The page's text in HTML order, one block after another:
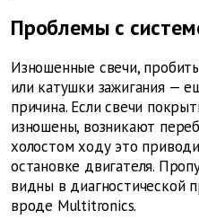
Проблемы с
Изношенные свечи,
или катушки зажигания —
причина. Если свечи
изношены, возникают
холостом ходу это
остановке двигателя.
видны в диагностической
вроде Multitronics.